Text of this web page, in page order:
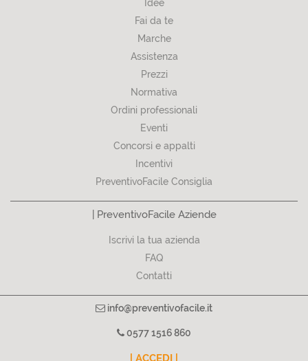
Idee
Fai da te
Marche
Assistenza
Prezzi
Normativa
Ordini professionali
Eventi
Concorsi e appalti
Incentivi
PreventivoFacile Consiglia
| PreventivoFacile Aziende
Iscrivi la tua azienda
FAQ
Contatti
info@preventivofacile.it
0577 1516 860
| ACCEDI |